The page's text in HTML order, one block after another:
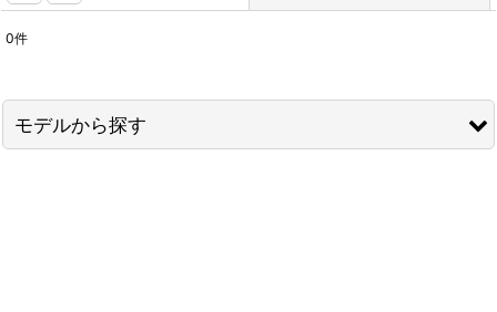
並び順
0件
モデルから探す